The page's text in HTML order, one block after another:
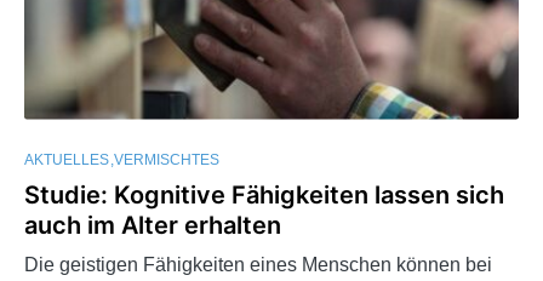
AKTUELLES VERMISCHTES
Studie: Kognitive Fähigkeiten lassen sich
auch im Alter erhalten
Die geistigen Fähigkeiten eines Menschen können bei